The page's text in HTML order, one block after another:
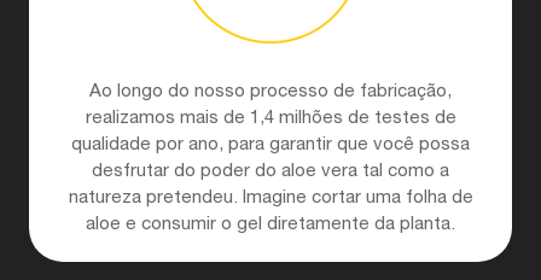
Ao longo do nosso processo de fabricação,
realizamos mais de 1,4 milhões de testes de
qualidade por ano, para garantir que você possa
desfrutar do poder do aloe vera tal como a
natureza pretendeu. Imagine cortar uma folha de
aloe e consumir o gel diretamente da planta.